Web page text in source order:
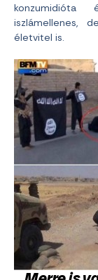
konzumidióta
iszlámellenes,
életvitel is.